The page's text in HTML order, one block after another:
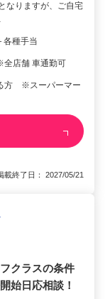
なりますが、ご自宅
各種手当
店舗 車通勤可
方 ※スーパーマー
終了日： 2027/05/21
クラスの条件
始日応相談！